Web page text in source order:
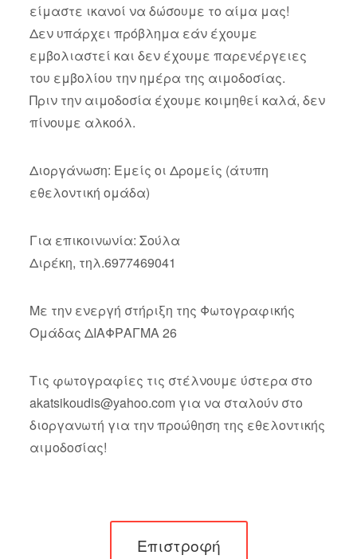
είμαστε ικανοί να δώσουμε το αίμα μας!
Δεν υπάρχει πρόβλημα εάν έχουμε
εμβολιαστεί και δεν έχουμε παρενέργειες
του εμβολίου την ημέρα της αιμοδοσίας.
Πριν την αιμοδοσία έχουμε κοιμηθεί καλά, δεν
πίνουμε αλκοόλ.
Διοργάνωση: Εμείς οι Δρομείς (άτυπη
εθελοντική ομάδα)
Για επικοινωνία: Σούλα
Διρέκη, τηλ.6977469041
Με την ενεργή στήριξη της Φωτογραφικής
Ομάδας ΔΙΑΦΡΑΓΜΑ 26
Τις φωτογραφίες τις στέλνουμε ύστερα στο
akatsikoudis@yahoo.comγια να σταλούν στο
διοργανωτή για την προώθηση της εθελοντικής
αιμοδοσίας!
Επιστροφή